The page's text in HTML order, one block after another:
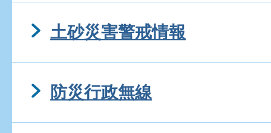
土砂災害警戒情報
防災行政無線